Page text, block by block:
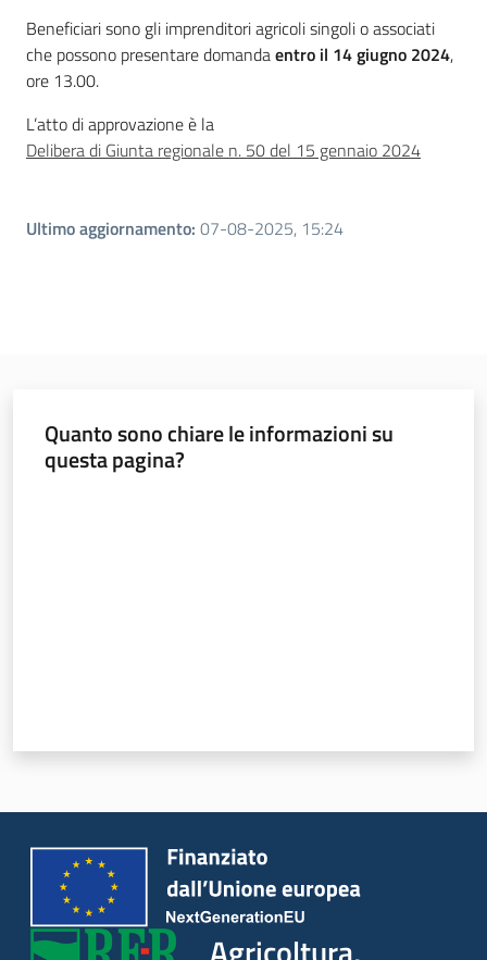
Beneficiari sono gli imprenditori agricoli singoli o associati
che possono presentare domandaentro il 14 giugno 2024,
ore 13.00.
L’atto di approvazione è la
Delibera di Giunta regionale n. 50 del 15 gennaio 2024
Ultimo aggiornamento: 07-08-2025, 15:24
Quanto sono chiare le informazioni su
questa pagina?